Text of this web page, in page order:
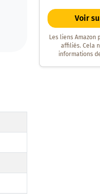
Voir
Les liens Amazon
affiliés. Cela
informations